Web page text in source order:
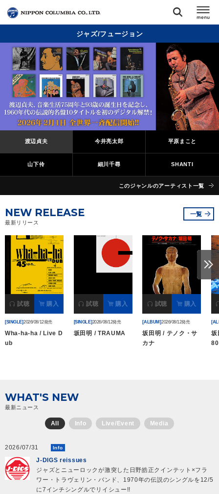
閉じる
リリース
アーティスト
ジャンル
ランキング
直営ショップ
会社情報
サイトマップ
お問い合わせ
ジャズ/フュージョン
渡辺貞夫 今井亮太郎 平原まこと
山下伶 細川千尋 SHANTI
このジャンルのアーティスト一覧
NEW RELEASE
最新リリース
一覧
試聴 購入
[SINGLE]2026/08/12発売
Wha-ha-ha / Live D
ub
試聴 購入
[SINGLE]2026/08/12発売
坂田明 / TRAUMA
試聴 購入
[ALBUM]2026/08/12発売
坂田明 / テノク・サ
カナ
坂
WHAT'S NEW
最新ニュース
All Info Live/Event Media
2026/07/31 Info
J-DIGS reissues
ジャズとニューロックが激突した日野皓正クインテット×フラ
ワー・トラヴェリン・バンド、1970年の伝説のシングルを12/5
に7インチシングルでリイシュー!!